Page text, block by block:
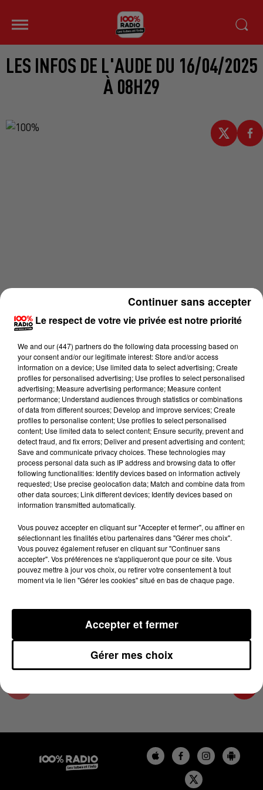
LES INFOS DE L'AUDE DU 16/04/2025
À 08H29
Lecture (4 min 17 sec)
100%
100% Radio les infos de l'Aude
16 avril 2025 - 4 min 17 sec
LES INFOS DE L'AUDE DU 16/04/2025 À
08H29
Les infos de l'Aude
Le respect de votre vie privée est notre priorité
We and our (447) partnersdo the following data processing based on
your consent and/or our legitimate interest: Store and/or access
information on a device; Use limited data to select advertising; Create
profiles for personalised advertising; Use profiles to select personalised
advertising; Measure advertising performance; Measure content
performance; Understand audiences through statistics or combinations
of data from different sources; Develop and improve services; Create
profiles to personalise content; Use profiles to select personalised
content; Use limited data to select content; Ensure security, prevent and
detect fraud, and fix errors; Deliver and present advertising and content;
Save and communicate privacy choices. These technologies may
process personal data such as IP address and browsing data to offer
following functionalities: Identify devices based on information actively
requested; Use precise geolocation data; Match and combine data from
other data sources; Link different devices; Identify devices based on
information transmitted automatically.
Vous pouvez accepter en cliquant sur "Accepter et fermer", ou affiner en
sélectionnant les finalités et/ou partenaires dans "Gérer mes choix".
Vous pouvez également refuser en cliquant sur "Continuer sans
accepter". Vos préférences ne s'appliqueront que pour ce site. Vous
pouvez mettre à jour vos choix, ou retirer votre consentement à tout
moment via le lien "Gérer les cookies" situé en bas de chaque page.
Gérer mes choix
Accepter et fermer
Continuer sans accepter